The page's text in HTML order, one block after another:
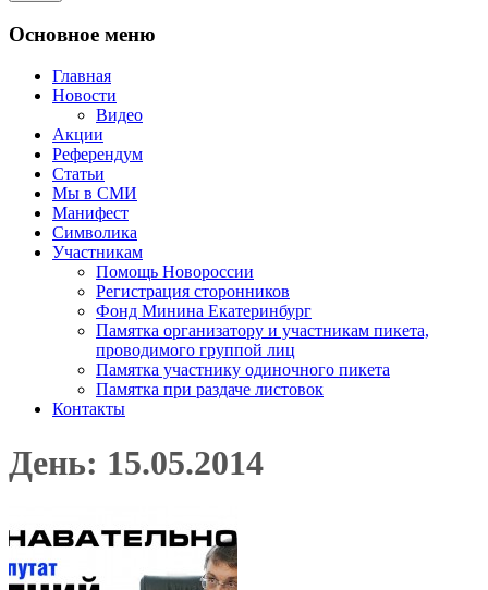
Основное меню
Главная
Новости
Видео
Акции
Референдум
Статьи
Мы в СМИ
Манифест
Символика
Участникам
Помощь Новороссии
Регистрация сторонников
Фонд Минина Екатеринбург
Памятка организатору и участникам пикета,
проводимого группой лиц
Памятка участнику одиночного пикета
Памятка при раздаче листовок
Контакты
День: 15.05.2014